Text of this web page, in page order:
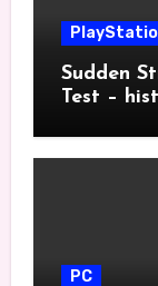
Sudden
Test –
PC